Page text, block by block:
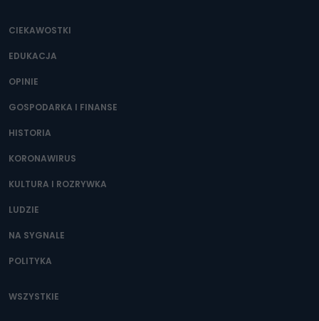
CIEKAWOSTKI
EDUKACJA
OPINIE
GOSPODARKA I FINANSE
HISTORIA
KORONAWIRUS
KULTURA I ROZRYWKA
LUDZIE
NA SYGNALE
POLITYKA
WSZYSTKIE